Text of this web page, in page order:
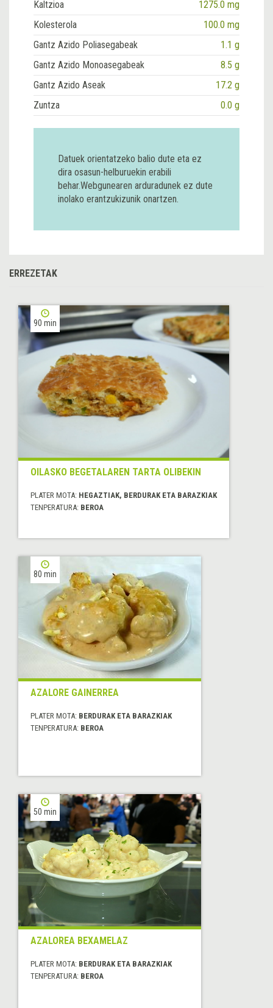
Kaltzioa
1275.0 mg
Kolesterola
100.0 mg
Gantz Azido Poliasegabeak
1.1 g
Gantz Azido Monoasegabeak
8.5 g
Gantz Azido Aseak
17.2 g
Zuntza
0.0 g
Datuek orientatzeko balio dute eta ez
dira osasun-helburuekin erabili
behar.Webgunearen arduradunek ez dute
inolako erantzukizunik onartzen.
ERREZETAK
90 min
OILASKO BEGETALAREN TARTA OLIBEKIN
PLATER MOTA: HEGAZTIAK, BERDURAK ETA BARAZKIAK
TENPERATURA: BEROA
80 min
AZALORE GAINERREA
PLATER MOTA: BERDURAK ETA BARAZKIAK
TENPERATURA: BEROA
50 min
AZALOREA BEXAMELAZ
PLATER MOTA: BERDURAK ETA BARAZKIAK
TENPERATURA: BEROA